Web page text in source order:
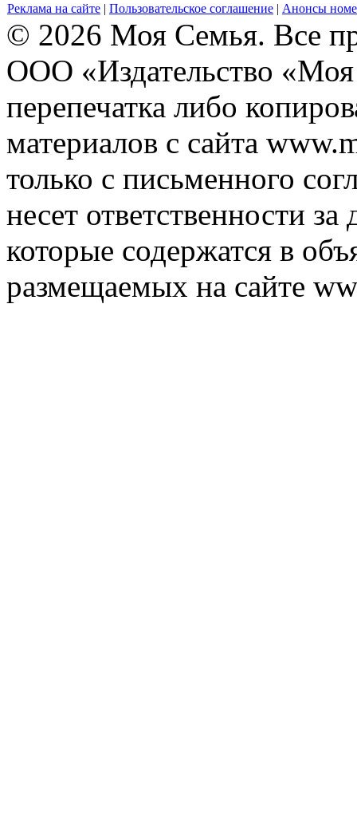
Реклама на сайте | Пользовательское соглашение | Анонсы
© 2026 Моя Семья. Все
ООО «Издательство
перепечатка либо
материалов с сайта
только с письменного
несет ответственности
которые содержатся в
размещаемых на сайте